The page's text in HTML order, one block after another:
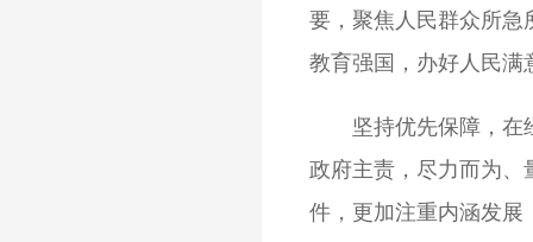
要，聚焦人民群众所急
教育强国，办好人民满
坚持优先保障，在经
政府主责，尽力而为、
件，更加注重内涵发展